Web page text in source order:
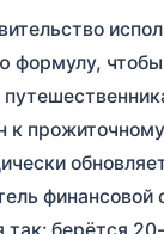
формулу,
к
финансовой